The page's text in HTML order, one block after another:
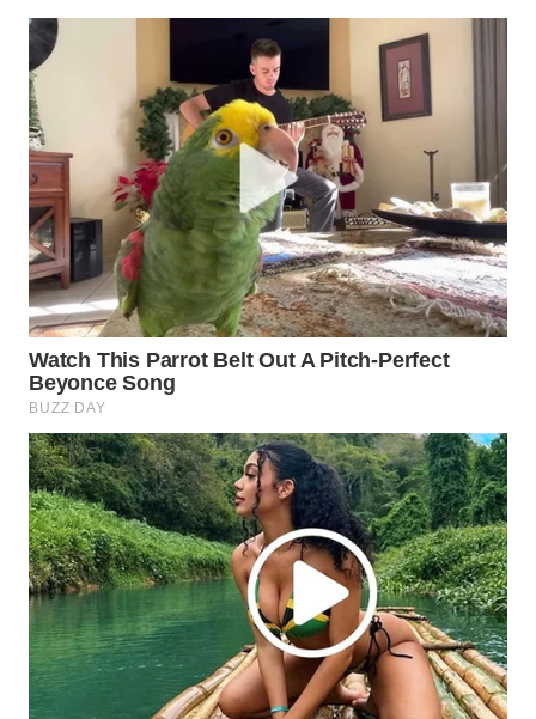
SIDIKALANG
NEWS
SIBARAGAS
NEWS
METRO
SIANTAR
NEWS
METRO
MEDAN
NEWS
METRO
JAKARTA
NEWS
KRT